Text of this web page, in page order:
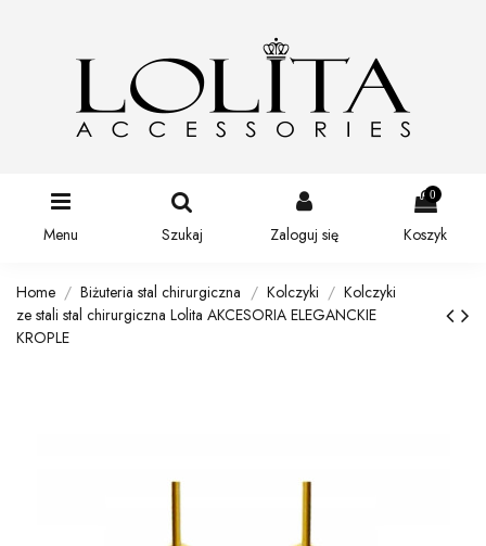
Menu Szukaj Zaloguj się
0
Koszyk
Home Biżuteria stal chirurgiczna Kolczyki
Kolczyki
ze stali stal chirurgiczna Lolita AKCESORIA ELEGANCKIE
KROPLE